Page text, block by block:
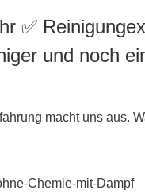
✅
und noch
macht uns aus.